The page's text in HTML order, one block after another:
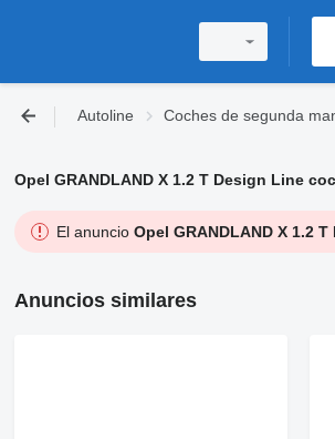
Autoline Coches de segunda
Opel GRANDLAND X 1.2 T Design Line
El anuncio Opel GRANDLAND X 1.2
Anuncios similares